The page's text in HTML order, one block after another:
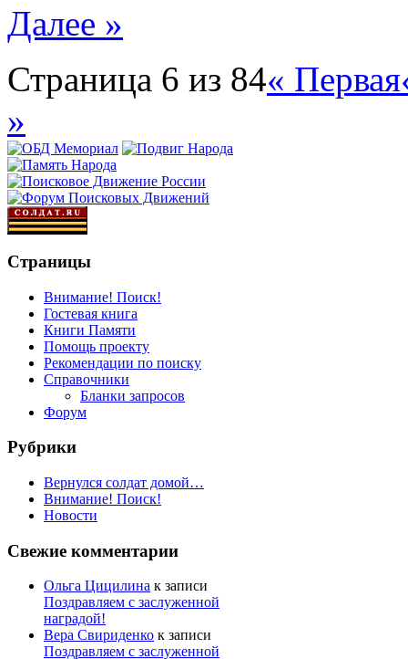
Далее »
Страница 6 из 84« Первая
»
Страницы
Внимание! Поиск!
Гостевая книга
Книги Памяти
Помощь проекту
Рекомендации по поиску
Справочники
Бланки запросов
Форум
Рубрики
Вернулся солдат домой…
Внимание! Поиск!
Новости
Свежие комментарии
Ольга Цицилина к записи
Поздравляем с заслуженной
наградой!
Вера Свириденко к записи
Поздравляем с заслуженной